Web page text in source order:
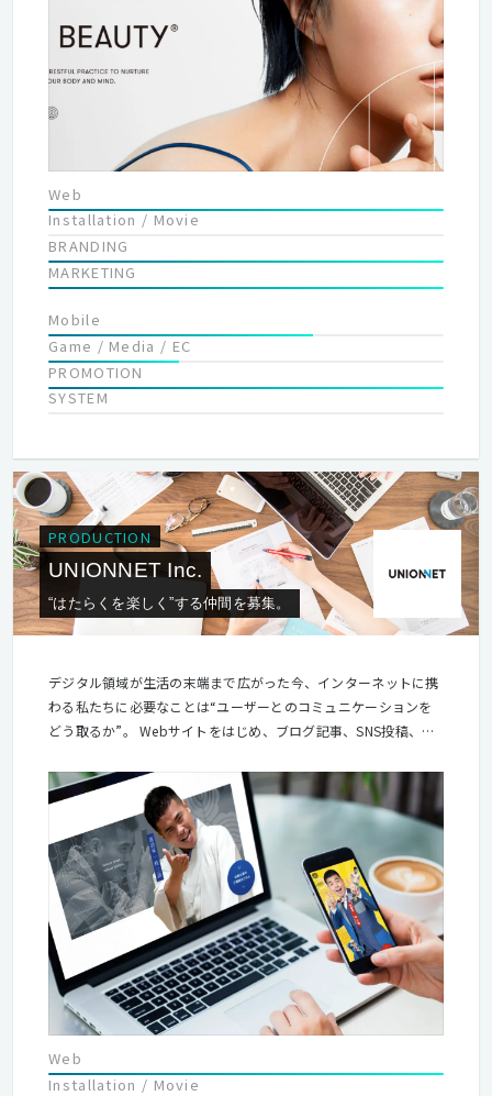
ます。 しかし、なぜこの商品を売り出したいのか、最終的に企業
の将来どこに向かっているのかといった、クライアントの真のニ
ーズは、デザインを行うクリエイターが対話をしなければ発見す
ることができません。 そのため弊社ではクリエイターが自らがク
ライアントの個性を活かせるよう話し合い、ブランディングから
サイトの設計、サイトリリース後のフォローまでワンストップで
ます。 そして現在弊社は次のステージに突入するため、リスター
トを切り組織の再編成を行っています。 これまでクライアントと
作り上げてきた実績、信頼を大切にし、新たに出会えたクライア
ントをフォローする体制を作らなければなりません。 そして、常
クリエイター集団であり続けることが、アナイスカンパニー最大
のミッションであると同時に在るべき形です。
Web
Installation / Movie
BRANDING
MARKETING
Mobile
Game / Media / EC
PROMOTION
SYSTEM
PRODUCTION
UNIONNET Inc.
“はたらくを楽しく”する仲間を募集。
デジタル領域が生活の末端まで広がった今、インターネットに携
わる私たちに必要なことは“ユーザーとのコミュニケーションを
どう取るか”。 Webサイトをはじめ、ブログ記事、SNS投稿、レ
に企業価値を最大化するもので無くてはなりません。 私たち
は、企業のバックエンドとしてデジタル領域のコミュニケーショ
ンをアシストすることをミッションに掲げています。 “笑顔溢れ
る世界”と“明るい未来”をつくる。 社会にひとつでも多くのワク
ワクを届けることで、一緒に働く仲間と喜びを分かち合いなが
ら、未来につながるバリューコンテンツを創出していきたいと考
えています。
Web
Installation / Movie